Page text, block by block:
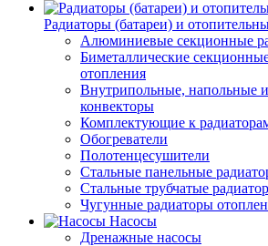
Радиаторы (батареи) и
Алюминиевые секционные
Биметаллические
отопления
Внутрипольные, напольные
конвекторы
Комплектующие к
Обогреватели
Полотенцесушители
Стальные панельные
Стальные трубчатые
Чугунные радиаторы
Насосы
Дренажные насосы